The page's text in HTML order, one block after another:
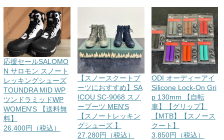
応援セールSALOMO
N サロモン スノート
レッキングシューズ
TOUNDRA MID WP
ツンドラミッドWP
WOMEN'S 【送料無
料】
26,400円（税込）
【スノースクートブ
ーツにおすすめ】SA
ICOU SC-9068 スノ
ーブーツ MEN'S
【スノートレッキン
グシューズ 】
27,280円（税込）
ODI オーディーアイ
Silicone Lock-On Gri
p 130mm 【自転
車】【グリップ】
【MTB】【スノース
クート】
3,850円（税込）